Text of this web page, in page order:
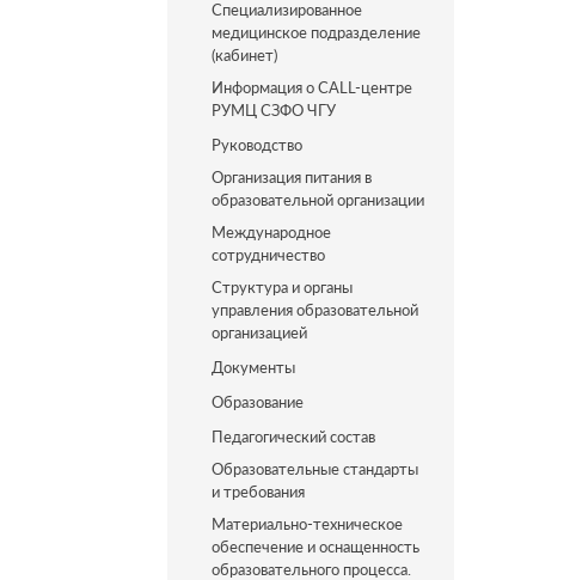
Специализированное
медицинское подразделение
(кабинет)
Информация о CALL-центре
РУМЦ СЗФО ЧГУ
Руководство
Организация питания в
образовательной организации
Международное
сотрудничество
Структура и органы
управления образовательной
организацией
Документы
Образование
Педагогический состав
Образовательные стандарты
и требования
Материально-техническое
обеспечение и оснащенность
образовательного процесса.